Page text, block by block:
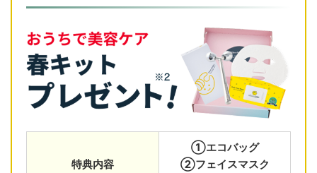
特典内容
①エコバッグ
②フェイスマスク